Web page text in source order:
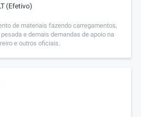
(Efetivo)
de materiais fazendo carregamentos,
e demais demandas de apoio na
e outros oficiais.